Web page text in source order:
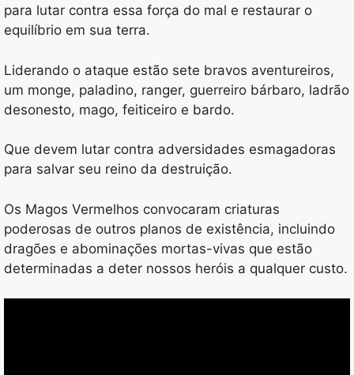
para lutar contra essa força do mal e restaurar o
equilíbrio em sua terra.
Liderando o ataque estão sete bravos aventureiros,
um monge, paladino, ranger, guerreiro bárbaro, ladrão
desonesto, mago, feiticeiro e bardo.
Que devem lutar contra adversidades esmagadoras
para salvar seu reino da destruição.
Os Magos Vermelhos convocaram criaturas
poderosas de outros planos de existência, incluindo
dragões e abominações mortas-vivas que estão
determinadas a deter nossos heróis a qualquer custo.